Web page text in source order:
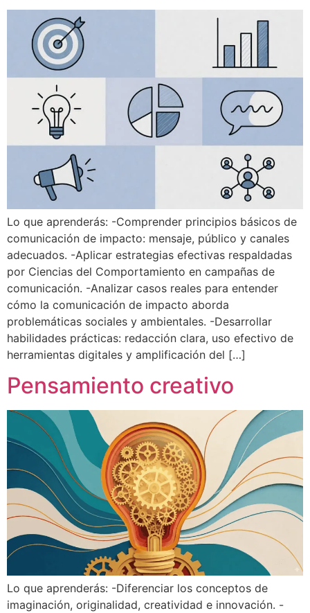
Lo que aprenderás: -Comprender principios básicos de
comunicación de impacto: mensaje, público y canales
adecuados. -Aplicar estrategias efectivas respaldadas
por Ciencias del Comportamiento en campañas de
comunicación. -Analizar casos reales para entender
cómo la comunicación de impacto aborda
problemáticas sociales y ambientales. -Desarrollar
habilidades prácticas: redacción clara, uso efectivo de
herramientas digitales y amplificación del […]
Pensamiento creativo
Lo que aprenderás: -Diferenciar los conceptos de
imaginación, originalidad, creatividad e innovación. -